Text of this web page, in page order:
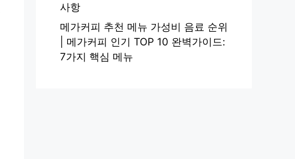
사항
메가커피 추천 메뉴 가성비 음료 순위
| 메가커피 인기 TOP 10 완벽가이드:
7가지 핵심 메뉴